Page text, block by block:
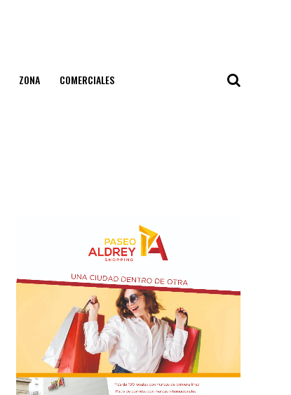
ZONA COMERCIALES